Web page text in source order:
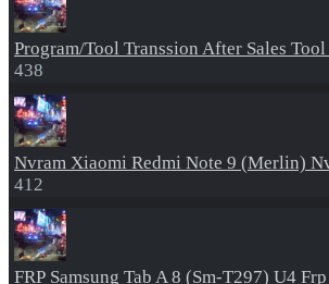
Program/Tool Transsion After Sales Tool V1.5.1 Full (Tüm Mtk
438
Nvram Xiaomi Redmi Note 9 (Merlin) Nvram
412
FRP Samsung Tab A 8 (Sm-T297) U4